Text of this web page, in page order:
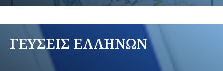
ΓΕΥΣΕΙΣ ΕΛΛΗΝΩΝ